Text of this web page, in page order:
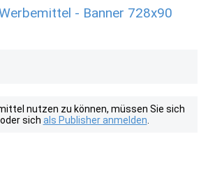
- Banner 728x90
nutzen zu können, müssen Sie sich
sich als Publisher anmelden